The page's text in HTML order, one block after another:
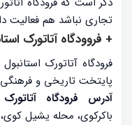
تجاری نباشد هم فعالیت
+ فروودگاه آتاتورک
فرودگاه آتاتورک
پایتخت تاریخی و فرهنگی
آدرس فرودگاه آتاتورک
باکرکوی، محله یشیل